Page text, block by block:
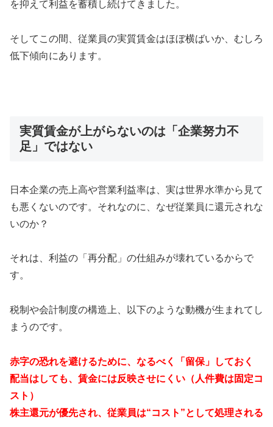
を抑えて利益を蓄積し続けてきました。
そしてこの間、従業員の実質賃金はほぼ横ばいか、むしろ
低下傾向にあります。
実質賃金が上がらないのは「企業努力不
足」ではない
日本企業の売上高や営業利益率は、実は世界水準から見て
も悪くないのです。それなのに、なぜ従業員に還元されな
いのか？
それは、利益の「再分配」の仕組みが壊れているからで
す。
税制や会計制度の構造上、以下のような動機が生まれてし
まうのです。
赤字の恐れを避けるために、なるべく「留保」しておく
配当はしても、賃金には反映させにくい（人件費は固定コ
スト）
株主還元が優先され、従業員は“コスト”として処理される